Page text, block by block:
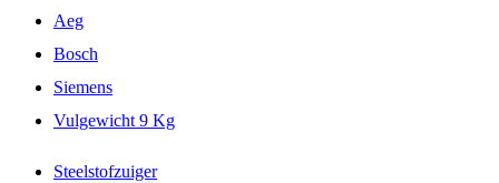
Aeg
Bosch
Siemens
Vulgewicht 9 Kg
Steelstofzuiger